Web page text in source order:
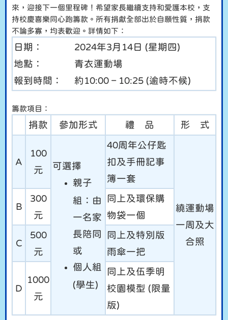
來，迎接下一個里程碑！希望家長繼續支持和愛護本校，支
持校慶喜樂同心跑籌款。所有捐獻全部出於自願性質，捐款
不論多寡，均表歡迎。詳情如下：
日期： 2024年3月14日 (星期四)
地點： 青衣運動場
報到時間： 約10:00 – 10:25 (逾時不候)
籌款項目：
捐款 參加形式 禮 品 形 式
A
100
元
可選擇
親子
組：由
一名家
長陪同
或
個人組
(學生)
40周年公仔匙
扣及手冊記事
簿一套
繞運動場
一周及大
合照
B
300
元
同上及環保購
物袋一個
C
500
元
同上及特別版
雨傘一把
D
1000
元
同上及伍季明
校園模型 (限量
版)